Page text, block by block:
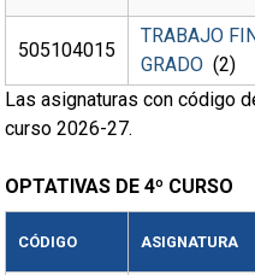
505104015
TRABAJO
GRADO (2)
Las asignaturas con código
curso 2026-27.
OPTATIVAS DE 4º CURSO
CÓDIGO ASIGNATURA